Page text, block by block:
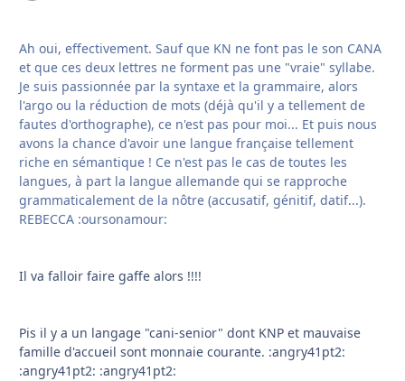
Ah oui, effectivement. Sauf que KN ne font pas le son CANA
et que ces deux lettres ne forment pas une "vraie" syllabe.
Je suis passionnée par la syntaxe et la grammaire, alors
l'argo ou la réduction de mots (déjà qu'il y a tellement de
fautes d'orthographe), ce n'est pas pour moi... Et puis nous
avons la chance d'avoir une langue française tellement
riche en sémantique ! Ce n'est pas le cas de toutes les
langues, à part la langue allemande qui se rapproche
grammaticalement de la nôtre (accusatif, génitif, datif...).
REBECCA :oursonamour:
Il va falloir faire gaffe alors !!!!
Pis il y a un langage "cani-senior" dont KNP et mauvaise
famille d'accueil sont monnaie courante. :angry41pt2:
:angry41pt2: :angry41pt2: